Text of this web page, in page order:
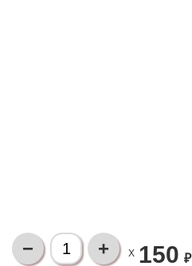
X 150 ₽